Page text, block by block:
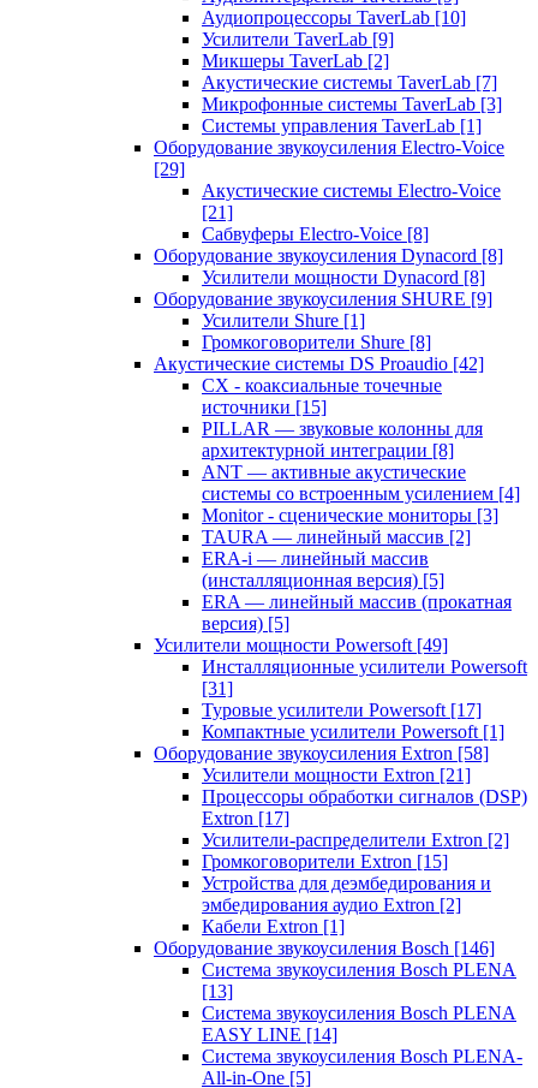
Аудиопроцессоры TaverLab [10]
Усилители TaverLab [9]
Микшеры TaverLab [2]
Акустические системы TaverLab [7]
Микрофонные системы TaverLab [3]
Системы управления TaverLab [1]
Оборудование звукоусиления Electro-Voice
[29]
Акустические системы Electro-Voice
[21]
Сабвуферы Electro-Voice [8]
Оборудование звукоусиления Dynacord [8]
Усилители мощности Dynacord [8]
Оборудование звукоусиления SHURE [9]
Усилители Shure [1]
Громкоговорители Shure [8]
Акустические системы DS Proaudio [42]
CX - коаксиальные точечные
источники [15]
PILLAR — звуковые колонны для
архитектурной интеграции [8]
ANT — активные акустические
системы со встроенным усилением [4]
Monitor - сценические мониторы [3]
TAURA — линейный массив [2]
ERA-i — линейный массив
(инсталляционная версия) [5]
ERA — линейный массив (прокатная
версия) [5]
Усилители мощности Powersoft [49]
Инсталляционные усилители Powersoft
[31]
Туровые усилители Powersoft [17]
Компактные усилители Powersoft [1]
Оборудование звукоусиления Extron [58]
Усилители мощности Extron [21]
Процессоры обработки сигналов (DSP)
Extron [17]
Усилители-распределители Extron [2]
Громкоговорители Extron [15]
Устройства для деэмбедирования и
эмбедирования аудио Extron [2]
Кабели Extron [1]
Оборудование звукоусиления Bosch [146]
Система звукоусиления Bosch PLENA
[13]
Система звукоусиления Bosch PLENA
EASY LINE [14]
Система звукоусиления Bosch PLENA-
All-in-One [5]